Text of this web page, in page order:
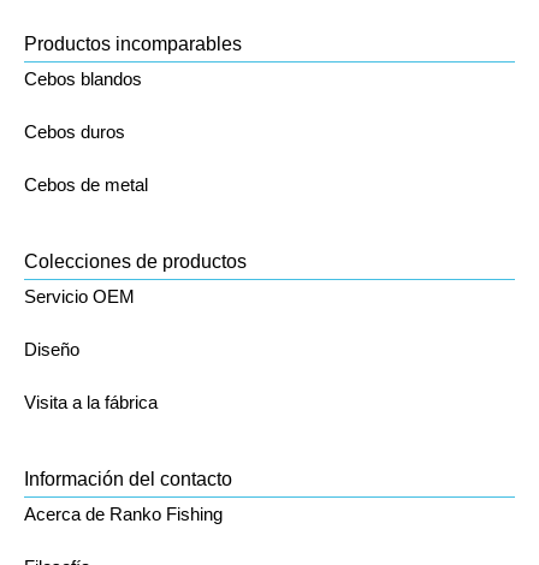
Productos incomparables
Cebos blandos
Cebos duros
Cebos de metal
Colecciones de productos
Servicio OEM
Diseño
Visita a la fábrica
Información del contacto
Acerca de Ranko Fishing